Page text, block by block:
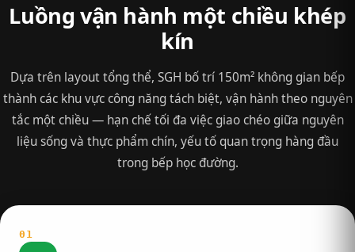
Luồng vận hành một chiều khép
kín
Dựa trên layout tổng thể, SGH bố trí 150m² không gian bếp
thành các khu vực công năng tách biệt, vận hành theo nguyên
tắc một chiều — hạn chế tối đa việc giao chéo giữa nguyên
liệu sống và thực phẩm chín, yếu tố quan trọng hàng đầu
trong bếp học đường.
01